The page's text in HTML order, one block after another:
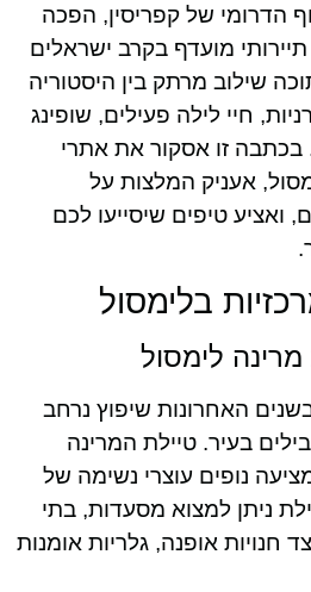
הדרומי של קפריסין, הפכה
מועדף בקרב ישראלים
שילוב מרתק בין היסטוריה
חיי לילה פעילים, שופינג
בכתבה זו אסקור את אתרי
אעניק המלצות על
ואציע טיפים שיסייעו לכם
בלימסול
לימסול
האחרונות שיפוץ נרחב
בעיר. טיילת המרינה
נופים עוצרי נשימה של
ניתן למצוא מסעדות, בתי
חנויות אופנה, גלריות אומנות